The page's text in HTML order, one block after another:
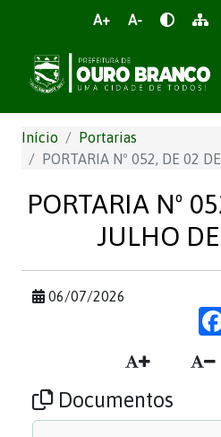
A+ A-
Início
Portarias
PORTARIA Nº 052, DE 02
PORTARIA Nº
JULHO
06/07/2026
Documentos